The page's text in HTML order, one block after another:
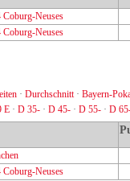
Neuses
Neuses
· Durchschnitt· Bayern-
E · D 35- · D 45- · D 55- · D
Neuses